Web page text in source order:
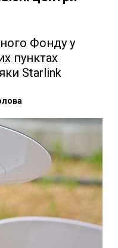
Фонду у
пунктах
Starlink